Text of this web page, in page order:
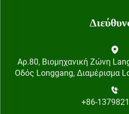
Αρ.80, Βιομηχανική Ζώνη
Οδός Longgang, Διαμέρισμα
+86-